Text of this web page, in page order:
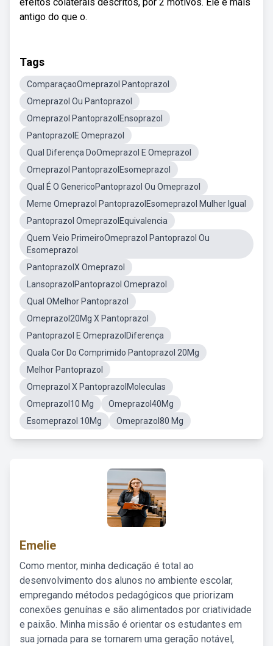
antigo do que o.
Tags
ComparaçaoOmeprazol Pantoprazol
Omeprazol Ou Pantoprazol
Omeprazol PantoprazolEnsoprazol
PantoprazolE Omeprazol
Qual Diferença DoOmeprazol E Omeprazol
Omeprazol PantoprazolEsomeprazol
Qual É O GenericoPantoprazol Ou Omeprazol
Meme Omeprazol PantoprazolEsomeprazol Mulher Igual
Pantoprazol OmeprazolEquivalencia
Quem Veio PrimeiroOmeprazol Pantoprazol Ou
Esomeprazol
PantoprazolX Omeprazol
LansoprazolPantoprazol Omeprazol
Qual OMelhor Pantoprazol
Omeprazol20Mg X Pantoprazol
Pantoprazol E OmeprazolDiferença
Quala Cor Do Comprimido Pantoprazol 20Mg
Melhor Pantoprazol
Omeprazol X PantoprazolMoleculas
Omeprazol10 Mg
Omeprazol40Mg
Esomeprazol 10Mg
Omeprazol80 Mg
Emelie
Como mentor, minha dedicação é total ao
desenvolvimento dos alunos no ambiente escolar,
empregando métodos pedagógicos que priorizam
conexões genuínas e são alimentados por criatividade
e paixão. Minha missão é orientar os estudantes em
sua jornada para se tornarem uma geração notável,